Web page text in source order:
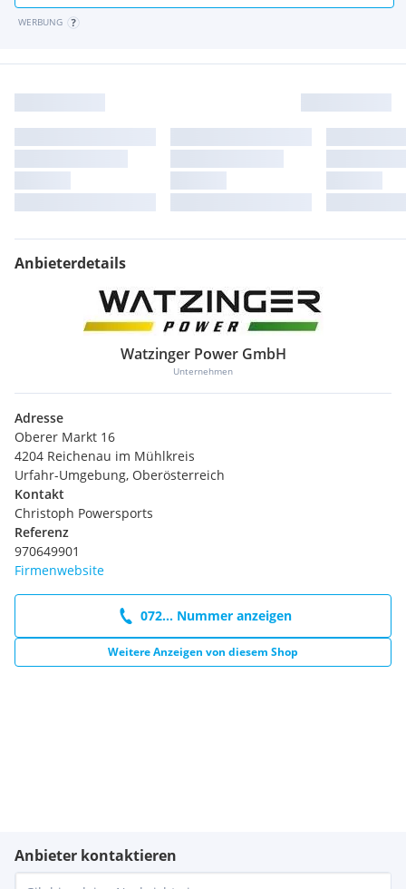
Alle Angaben ohne Gewähr. Druckfehler, Änderungen &
Zwischenverkauf nicht ausgeschlossen. Fallweise
der teilweisen Verwendung von Symbolfotos möglich.
0 7211 / 200 40 79 oder @ watzinger - power . at
www . WATZINGER - POWER . at - Ihr GARTENTECHNIK
CENTER mit QUALITÄT
WERBUNG
Anbieterdetails
Watzinger Power GmbH
Unternehmen
Adresse
Oberer Markt 16
4204 Reichenau im Mühlkreis
Urfahr-Umgebung, Oberösterreich
Kontakt
Christoph Powersports
Referenz
970649901
Firmenwebsite
072... Nummer anzeigen
Weitere Anzeigen von diesem Shop
Anbieter kontaktieren